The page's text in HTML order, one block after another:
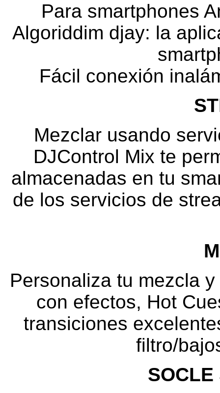
Para smartphones
Algoriddim djay: la
Fácil conexión
Mezclar usando
DJControl Mix te
almacenadas en tu
de los servicios de
Personaliza tu mezcla
con efectos, Hot
transiciones
filtro/
SOCLE